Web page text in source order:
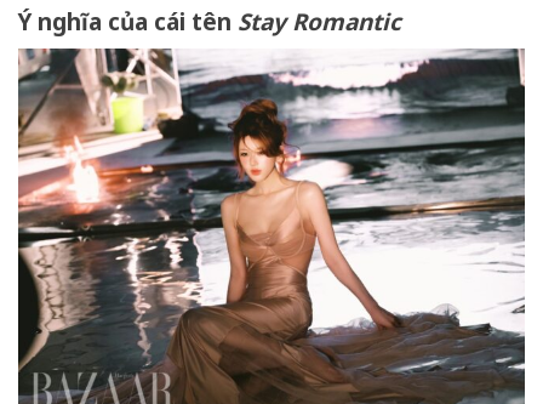
Ý nghĩa của cái tên Stay Romantic